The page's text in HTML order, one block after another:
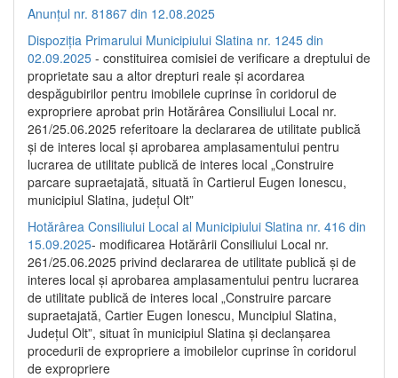
Anunțul nr. 81867 din 12.08.2025
Dispoziția Primarului Municipiului Slatina nr. 1245 din
02.09.2025 - constituirea comisiei de verificare a dreptului de
proprietate sau a altor drepturi reale și acordarea
despăgubirilor pentru imobilele cuprinse în coridorul de
expropriere aprobat prin Hotărârea Consiliului Local nr.
261/25.06.2025 referitoare la declararea de utilitate publică
și de interes local și aprobarea amplasamentului pentru
lucrarea de utilitate publică de interes local „Construire
parcare supraetajată, situată în Cartierul Eugen Ionescu,
municipiul Slatina, județul Olt”
Hotărârea Consiliului Local al Municipiului Slatina nr. 416 din
15.09.2025- modificarea Hotărârii Consiliului Local nr.
261/25.06.2025 privind declararea de utilitate publică și de
interes local și aprobarea amplasamentului pentru lucrarea
de utilitate publică de interes local „Construire parcare
supraetajată, Cartier Eugen Ionescu, Muncipiul Slatina,
Județul Olt”, situat în municipiul Slatina și declanșarea
procedurii de expropriere a imobilelor cuprinse în coridorul
de expropriere